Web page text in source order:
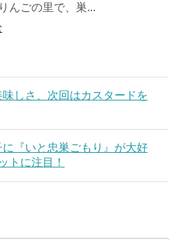
んごの里で、巣...
しさ、次回はカスタードを
『いと忠巣ごもり』が大好
トに注目！